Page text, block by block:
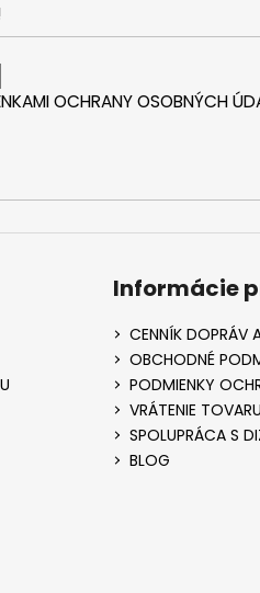
OCHRANY OSOBNÝCH
Informácie
CENNÍK DOPRÁV
OBCHODNÉ
PODMIENKY
VRÁTENIE TOVARU
SPOLUPRÁCA S
BLOG